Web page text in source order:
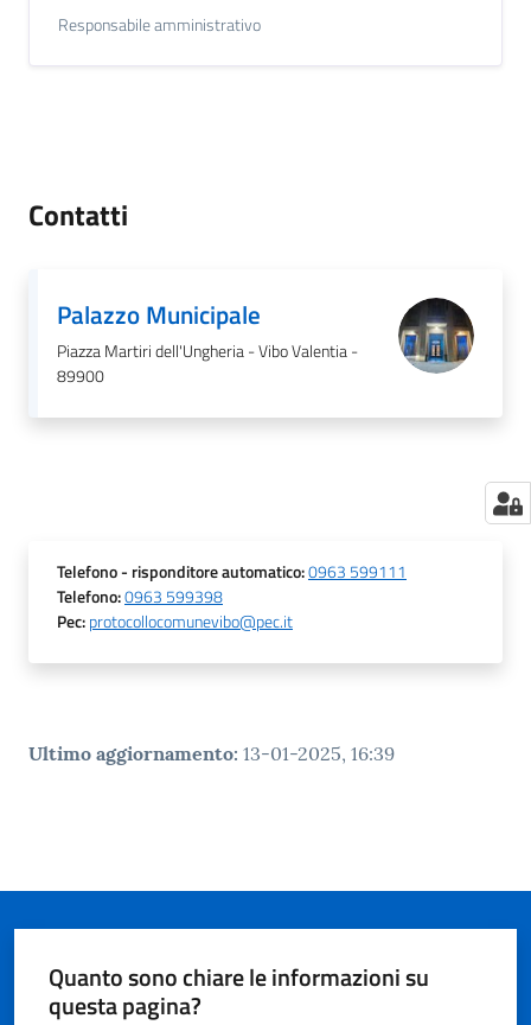
Responsabile amministrativo
Contatti
Palazzo Municipale
Piazza Martiri dell'Ungheria - Vibo Valentia -
89900
Telefono- risponditore automatico:0963 599111
Telefono:0963 599398
Pec:protocollocomunevibo@pec.it
Ultimo aggiornamento: 13-01-2025, 16:39
Quanto sono chiare le informazioni su
questa pagina?